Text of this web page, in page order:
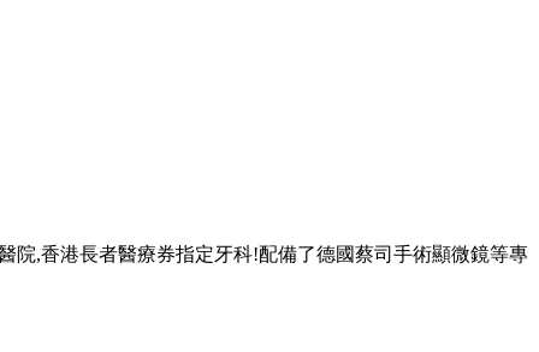
院,香港長者醫療券指定牙科!配備了德國蔡司手術顯微鏡等專